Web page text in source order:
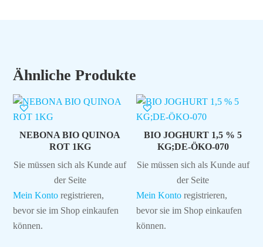
Ähnliche Produkte
NEBONA BIO QUINOA
ROT 1KG
Sie müssen sich als Kunde auf
der Seite
Mein Konto registrieren,
bevor sie im Shop einkaufen
können.
BIO JOGHURT 1,5 % 5
KG;DE-ÖKO-070
Sie müssen sich als Kunde auf
der Seite
Mein Konto registrieren,
bevor sie im Shop einkaufen
können.